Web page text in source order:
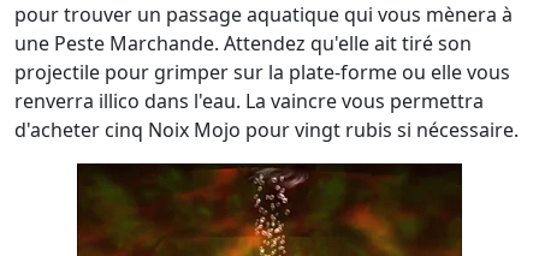
pour trouver un passage aquatique qui vous mènera à
une Peste Marchande. Attendez qu'elle ait tiré son
projectile pour grimper sur la plate-forme ou elle vous
renverra illico dans l'eau. La vaincre vous permettra
d'acheter cinq Noix Mojo pour vingt rubis si nécessaire.